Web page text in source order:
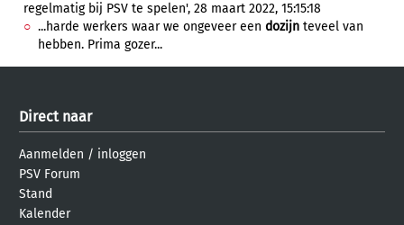
regelmatig bij PSV te spelen', 28 maart 2022, 15:15:18
...harde werkers waar we ongeveer een dozijn teveel van
hebben. Prima gozer...
Direct naar
Aanmelden / inloggen
PSV Forum
Stand
Kalender